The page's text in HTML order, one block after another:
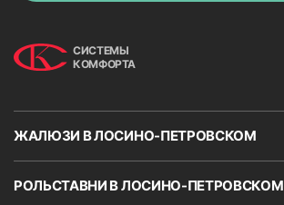
СИСТЕМЫ
КОМФОРТА
ЖАЛЮЗИ В ЛОСИНО-ПЕТРОВСКОМ
РОЛЬСТАВНИ В ЛОСИНО-ПЕТРОВСКОМ